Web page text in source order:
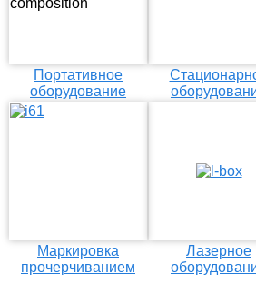
Портативное
оборудование
Маркировка
прочерчиванием
Лазерное